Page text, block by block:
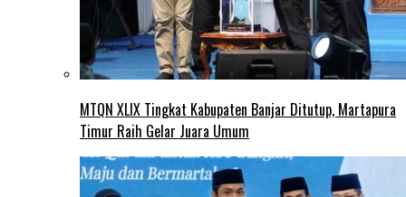
MTQN XLIX Tingkat Kabupaten Banjar Ditutup, Martapura
Timur Raih Gelar Juara Umum